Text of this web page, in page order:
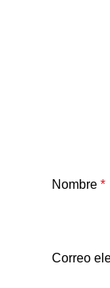
Nombre *
Correo